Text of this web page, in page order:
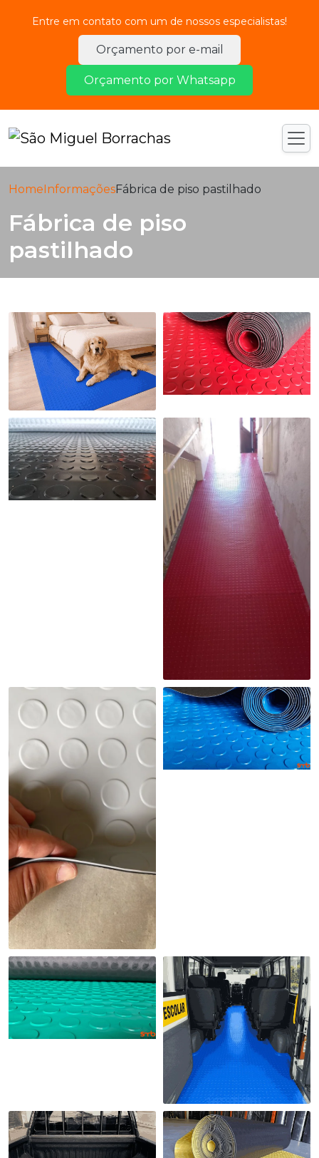
Entre em contato com um de nossos especialistas!
Orçamento por e-mail
Orçamento por Whatsapp
HomeInformaçõesFábrica de piso pastilhado
Fábrica de piso
pastilhado